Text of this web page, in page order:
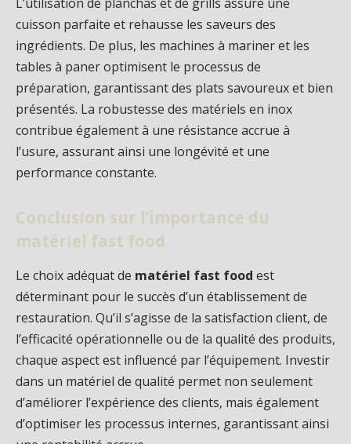
L’utilisation de planchas et de grills assure une
cuisson parfaite et rehausse les saveurs des
ingrédients. De plus, les machines à mariner et les
tables à paner optimisent le processus de
préparation, garantissant des plats savoureux et bien
présentés. La robustesse des matériels en inox
contribue également à une résistance accrue à
l’usure, assurant ainsi une longévité et une
performance constante.
Conclusion sur l’importance du
matériel fast food
Le choix adéquat de matériel fast food est
déterminant pour le succès d’un établissement de
restauration. Qu’il s’agisse de la satisfaction client, de
l’efficacité opérationnelle ou de la qualité des produits,
chaque aspect est influencé par l’équipement. Investir
dans un matériel de qualité permet non seulement
d’améliorer l’expérience des clients, mais également
d’optimiser les processus internes, garantissant ainsi